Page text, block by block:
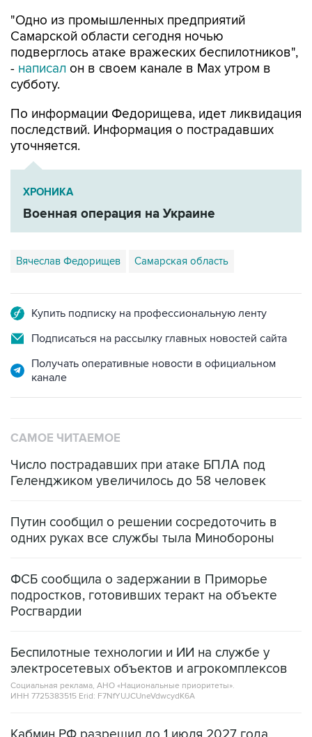
подверглось атаке вражеских беспилотников",
-написалон в своем канале в Max утром в
субботу.
По информации Федорищева, идет ликвидация
уточняется.
ХРОНИКА
Военная операция на Украине
Вячеслав Федорищев Самарская область
Подписаться на рассылку главных новостей сайта
Получать оперативные новости в официальном
Число пострадавших при атаке БПЛА под
Путин сообщил о решении сосредоточить в
ФСБ сообщила о задержании в Приморье
Росгвардии
Беспилотные технологии и ИИ на службе у
Социальная реклама, АНО «Национальные приоритеты».
ИНН 7725383515 Erid: F7NfYUJCUneVdwcydK6A
Кабмин РФ разрешил до 1 июля 2027 года